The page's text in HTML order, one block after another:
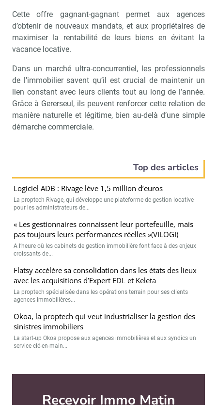
Cette offre gagnant-gagnant permet aux agences
d’obtenir de nouveaux mandats, et aux propriétaires de
maximiser la rentabilité de leurs biens en évitant la
vacance locative.
Dans un marché ultra-concurrentiel, les professionnels
de l’immobilier savent qu’il est crucial de maintenir un
lien constant avec leurs clients tout au long de l’année.
Grâce à Gererseul, ils peuvent renforcer cette relation de
manière naturelle et légitime, bien au-delà d’une simple
démarche commerciale.
Top des articles
Logiciel ADB : Rivage lève 1,5 million d’euros
La proptech Rivage, qui développe une plateforme de gestion locative
pour les administrateurs de...
« Les gestionnaires connaissent leur portefeuille, mais
pas toujours leurs performances réelles »(VILOGI)
A l’heure où les cabinets de gestion immobilière font face à des enjeux
croissants de...
Flatsy accélère sa consolidation dans les états des lieux
avec les acquisitions d’Expert EDL et Keleta
La proptech spécialisée dans les opérations terrain pour ses clients
agences immobilières...
Okoa, la proptech qui veut industrialiser la gestion des
sinistres immobiliers
La start-up Okoa propose aux agences immobilières et aux syndics un
service clé-en-main...